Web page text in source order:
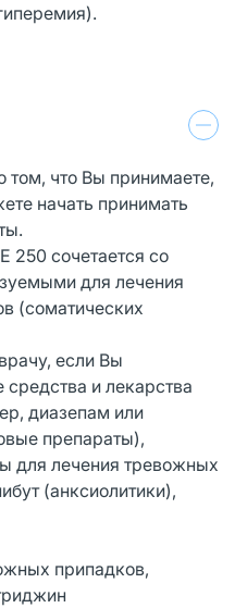
что Вы принимаете,
начать принимать
сочетается со
для лечения
(соматических
если Вы
и лекарства
диазепам или
препараты),
для лечения тревожных
(анксиолитики),
припадков,